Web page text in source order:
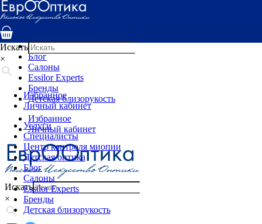
Услуги
Специалисты
Детская оптика
Блог
Салоны
Essilor Experts
Бренды
Детская близорукость
Избранное
Личный кабинет
Искать
×
Искать
×
Избранное
Личный кабинет
Услуги
Специалисты
Центр контроля миопии
Детская оптика
Блог
Салоны
Essilor Experts
Бренды
Детская близорукость